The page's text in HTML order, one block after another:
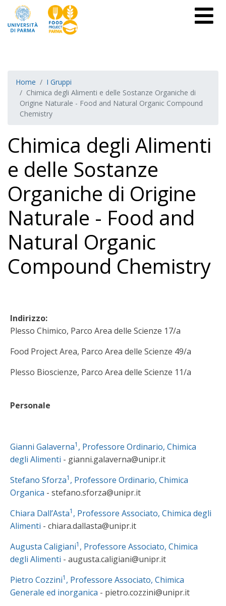
Home
I Gruppi
Chimica degli Alimenti e delle Sostanze Organiche di
Origine Naturale - Food and Natural Organic Compound
Chemistry
Chimica degli Alimenti
e delle Sostanze
Organiche di Origine
Naturale - Food and
Natural Organic
Compound Chemistry
Indirizzo:
Plesso Chimico, Parco Area delle Scienze 17/a
Food Project Area, Parco Area delle Scienze 49/a
Plesso Bioscienze, Parco Area delle Scienze 11/a
Personale
Gianni Galaverna1 , Professore Ordinario, Chimica
degli Alimenti - gianni.galaverna@unipr.it
Stefano Sforza1 , Professore Ordinario, Chimica
Organica - stefano.sforza@unipr.it
Chiara Dall’Asta1 , Professore Associato, Chimica degli
Alimenti - chiara.dallasta@unipr.it
Augusta Caligiani1 , Professore Associato, Chimica
degli Alimenti - augusta.caligiani@unipr.it
Pietro Cozzini1 , Professore Associato, Chimica
Generale ed inorganica - pietro.cozzini@unipr.it